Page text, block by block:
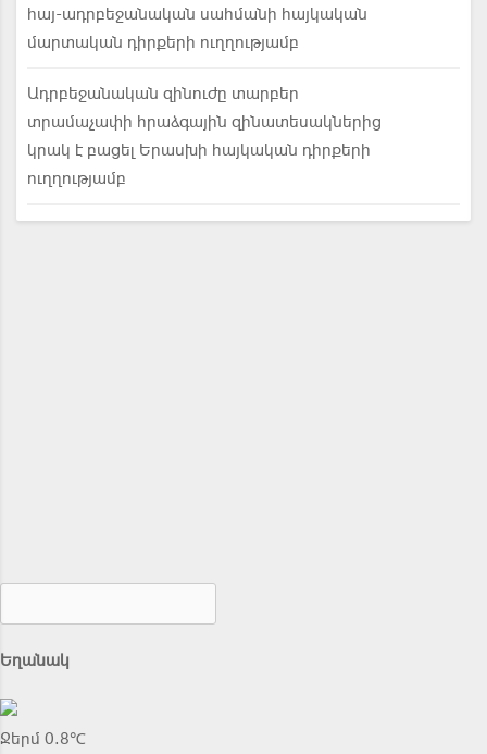
հայ-ադրբեջանական սահմանի հայկական
մարտական դիրքերի ուղղությամբ
Ադրբեջանական զինուժը տարբեր
տրամաչափի հրաձգային զինատեսակներից
կրակ է բացել Երասխի հայկական դիրքերի
ուղղությամբ
Եղանակ
Ջերմ 0.8℃